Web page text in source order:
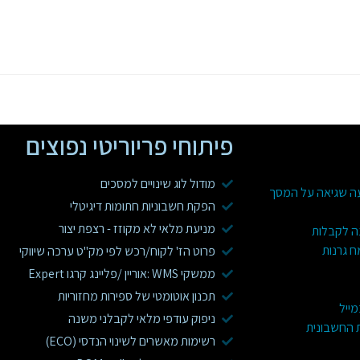
שגיאה על המסך
לקבלות
גרנות
החשבונית
פיתוחי פריוריטי נפוצים
מודול לוג שינויים למסכים
הפקת חשבוניות חתומות דיגיטלי
מניעת מלאי לא מקוזז - רצפת יצור
פרוט הז' לקוח/רכש לפי מק"ט ערכה שיווקי
ממשקי WMS :אוריין /פליינג קרגו Expert
תכנון אוטומטי של ספירות מחזוריות
ניפוק עודפי מלאי לקבלני משנה
רשימות מאשרים לשינוי הנדסי (ECO)